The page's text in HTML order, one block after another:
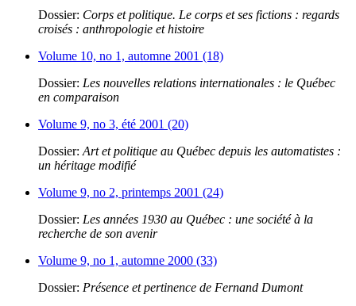
Dossier: Corps et politique. Le corps et ses fictions : regards
croisés : anthropologie et histoire
Volume 10, no 1, automne 2001 (18)
Dossier: Les nouvelles relations internationales : le Québec
en comparaison
Volume 9, no 3, été 2001 (20)
Dossier: Art et politique au Québec depuis les automatistes :
un héritage modifié
Volume 9, no 2, printemps 2001 (24)
Dossier: Les années 1930 au Québec : une société à la
recherche de son avenir
Volume 9, no 1, automne 2000 (33)
Dossier: Présence et pertinence de Fernand Dumont